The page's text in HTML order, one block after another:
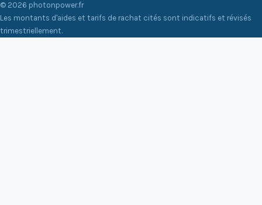
© 2026 photonpower.fr
Les montants d'aides et tarifs de rachat cités sont indicatifs et révisés
trimestriellement.